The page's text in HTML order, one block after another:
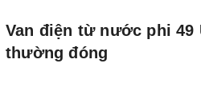
Van điện từ nước phi 49
thường đóng